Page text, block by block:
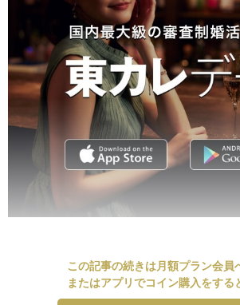
この記事の続きは月額プラン会員
またはアプリでコイン購入をする